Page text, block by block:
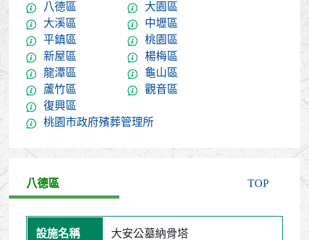
八德區
大園區
大溪區
中壢區
平鎮區
桃園區
新屋區
楊梅區
龍潭區
龜山區
蘆竹區
觀音區
復興區
桃園市政府殯葬管理所
八德區 TOP
大安公墓納骨塔